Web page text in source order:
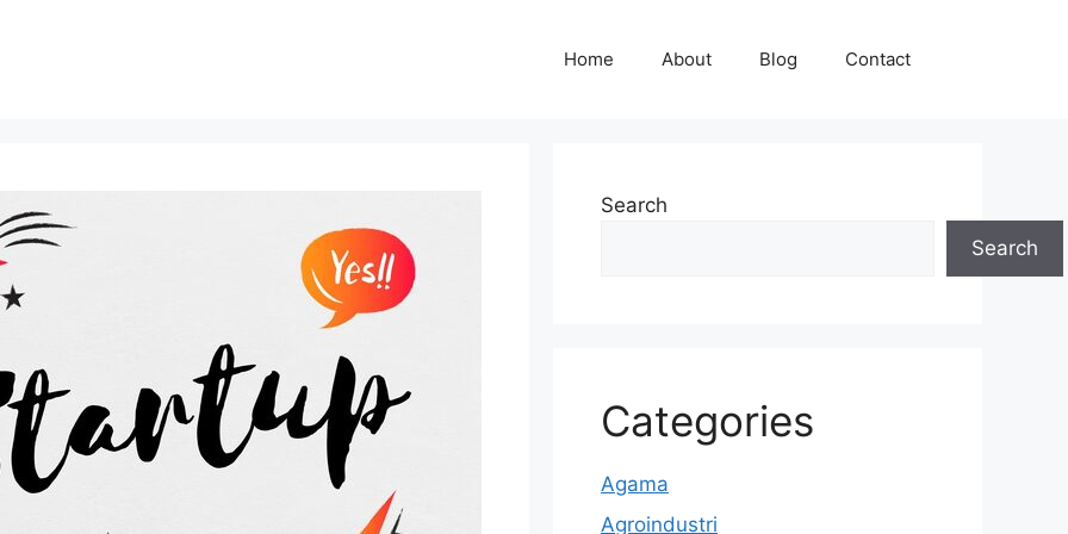
Home About Blog Contact
Search
Search
Categories
Agama
Agroindustri